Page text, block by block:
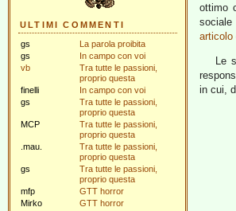
ULTIMI COMMENTI
gs
La parola proibita
gs
In campo con voi
vb
Tra tutte le passioni,
proprio questa
finelli
In campo con voi
gs
Tra tutte le passioni,
proprio questa
MCP
Tra tutte le passioni,
proprio questa
.mau.
Tra tutte le passioni,
proprio questa
gs
Tra tutte le passioni,
proprio questa
mfp
GTT horror
Mirko
GTT horror
ottimo
sociale
articolo
Le
in cui,